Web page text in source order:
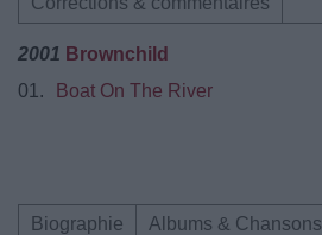
2001 Brownchild
01.
Boat On The River
Biographie
Albums & Chansons